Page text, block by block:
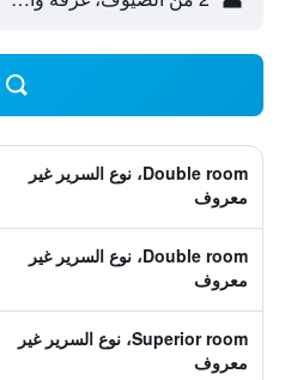
Double room، نوع السرير غير
معروف
Double room، نوع السرير غير
معروف
Superior room، نوع السرير غير
معروف